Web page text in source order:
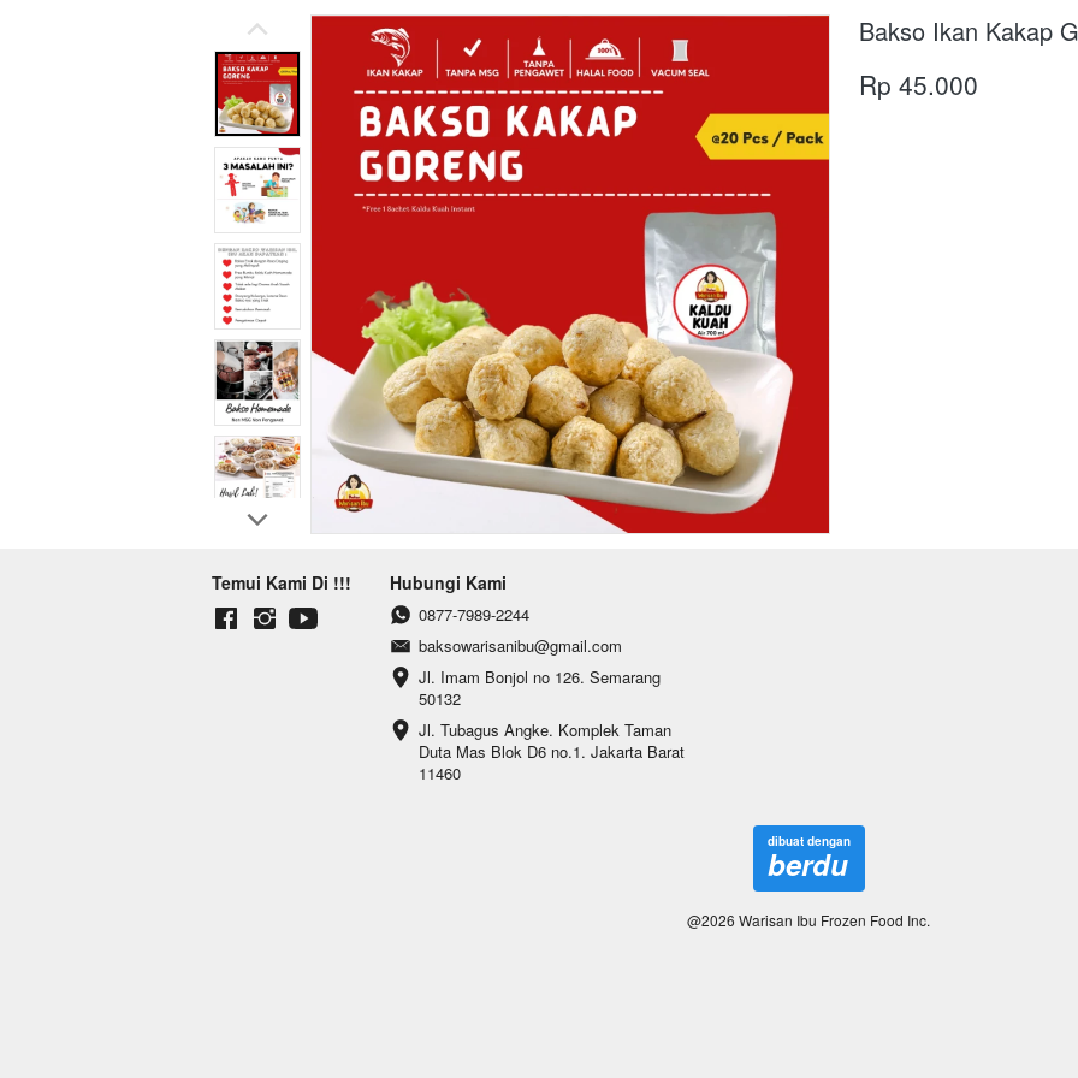
Bakso Ikan Kakap
Rp 45.000
Temui Kami Di !!! Hubungi Kami
0877-7989-2244
baksowarisanibu@gmail.com
Jl. Imam Bonjol no 126. Semarang
50132
Jl. Tubagus Angke. Komplek Taman
Duta Mas Blok D6 no.1. Jakarta Barat
11460
dibuat dengan
berdu
@2026 Warisan Ibu Frozen Food Inc.